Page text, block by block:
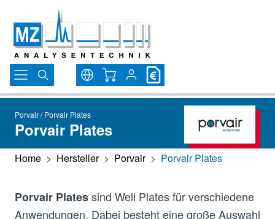
Direkt zum Inhalt
Warenkorb
Porvair / Porvair Plates
Porvair Plates
Home > Hersteller > Porvair > Porvair Plates
Porvair Platessind Well Plates für verschiedene
Anwendungen. Dabei besteht eine große Auswahl